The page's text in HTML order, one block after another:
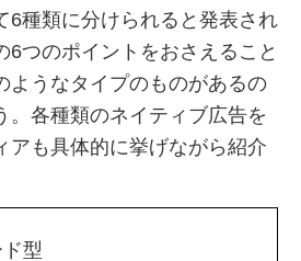
6種類に分けられると発表され
6つのポイントをおさえること
ようなタイプのものがあるの
。各種類のネイティブ広告を
アも具体的に挙げながら紹介
型